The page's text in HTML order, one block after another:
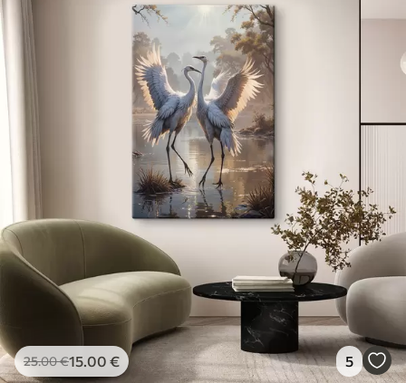
25.00€15.00 € 5